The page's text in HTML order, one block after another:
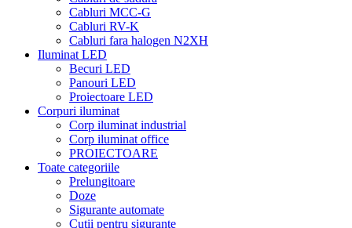
Cabluri MCC-G
Cabluri RV-K
Cabluri fara halogen N2XH
Iluminat LED
Becuri LED
Panouri LED
Proiectoare LED
Corpuri iluminat
Corp iluminat industrial
Corp iluminat office
PROIECTOARE
Toate categoriile
Prelungitoare
Doze
Sigurante automate
Cutii pentru sigurante